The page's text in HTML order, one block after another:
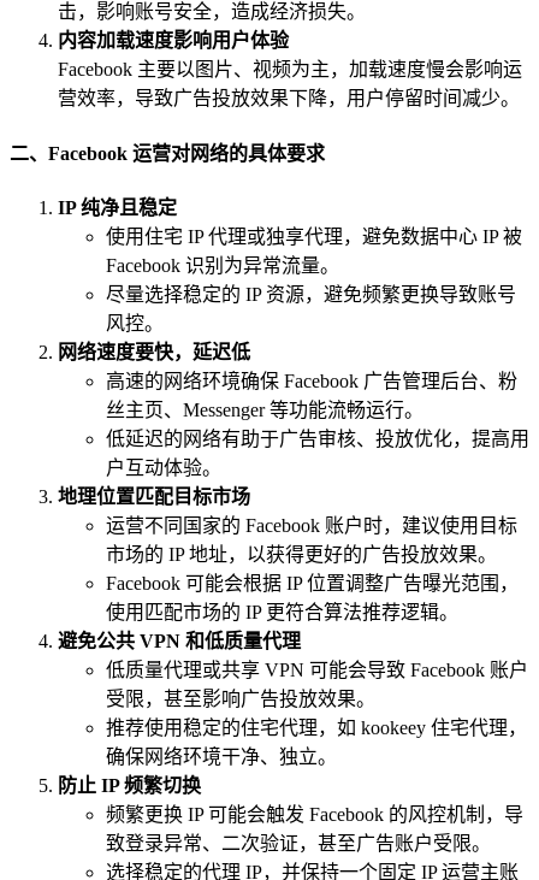
击，影响账号安全，造成经济损失。
内容加载速度影响用户体验
Facebook 主要以图片、视频为主，加载速度慢会影响运
营效率，导致广告投放效果下降，用户停留时间减少。
二、Facebook 运营对网络的具体要求
IP 纯净且稳定
使用住宅 IP 代理或独享代理，避免数据中心 IP 被
Facebook 识别为异常流量。
尽量选择稳定的 IP 资源，避免频繁更换导致账号
风控。
网络速度要快，延迟低
高速的网络环境确保 Facebook 广告管理后台、粉
丝主页、Messenger 等功能流畅运行。
低延迟的网络有助于广告审核、投放优化，提高用
户互动体验。
地理位置匹配目标市场
运营不同国家的 Facebook 账户时，建议使用目标
市场的 IP 地址，以获得更好的广告投放效果。
Facebook 可能会根据 IP 位置调整广告曝光范围，
使用匹配市场的 IP 更符合算法推荐逻辑。
避免公共 VPN 和低质量代理
低质量代理或共享 VPN 可能会导致 Facebook 账户
受限，甚至影响广告投放效果。
推荐使用稳定的住宅代理，如 kookeey 住宅代理，
确保网络环境干净、独立。
防止 IP 频繁切换
频繁更换 IP 可能会触发 Facebook 的风控机制，导
致登录异常、二次验证，甚至广告账户受限。
选择稳定的代理 IP，并保持一个固定 IP 运营主账